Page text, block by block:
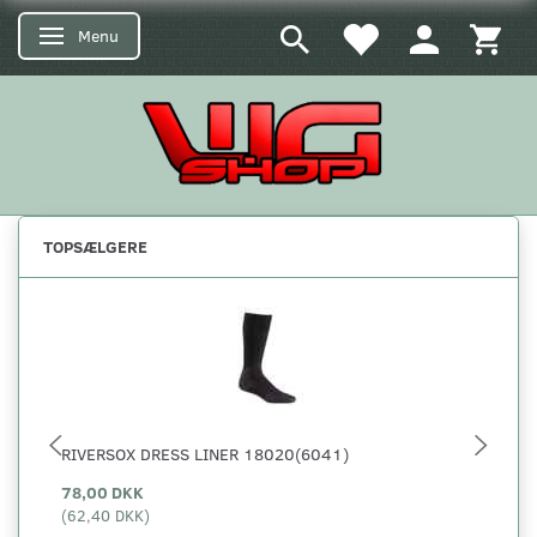
Skifte navigation
Menu
TOPSÆLGERE
RIVERSOX DRESS LINER 18020(6041)
78,00 DKK
(62,40 DKK)